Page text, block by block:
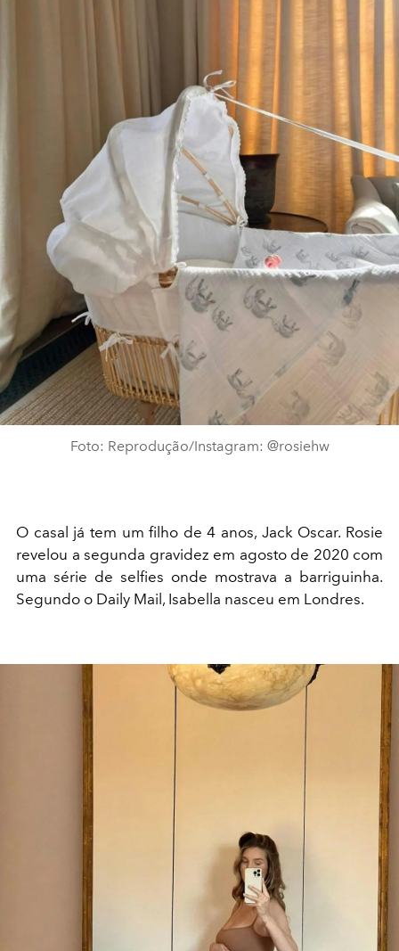
Foto: Reprodução/Instagram: @rosiehw
O casal já tem um filho de 4 anos, Jack Oscar. Rosie
revelou a segunda gravidez em agosto de 2020 com
uma série de selfies onde mostrava a barriguinha.
Segundo o Daily Mail, Isabella nasceu em Londres.